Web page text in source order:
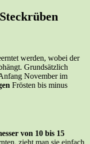
werden, wobei der
Grundsätzlich
November im
Frösten bis minus
von 10 bis 15
zieht man sie einfach